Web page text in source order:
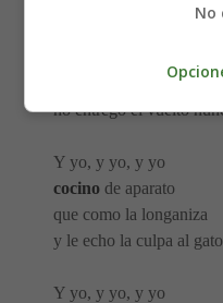
me mandan a comprar,
no entrego el vuelto
Y yo, y yo, y yo
cocino de aparato
que como la longaniza
y le echo la culpa al
Y yo, y yo, y yo
No